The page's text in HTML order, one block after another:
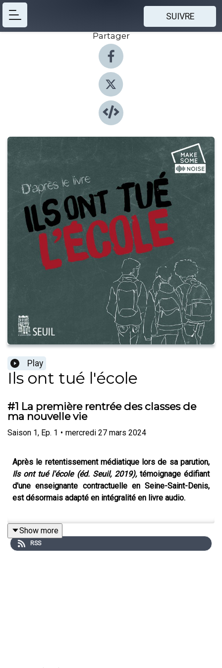
SUIVRE
Partager
Play
Ils ont tué l'école
#1 La première rentrée des classes de
ma nouvelle vie
Saison 1, Ep. 1 • mercredi 27 mars 2024
Après le retentissement médiatique lors de sa parution,
Ils ont tué l'école (éd. Seuil, 2019), témoignage édifiant
d'une enseignante contractuelle en Seine-Saint-Denis,
est désormais adapté en intégralité en livre audio.
A la recherche d'un métier qui ait du sens et qui soit en
accord avec ses valeurs, Marion Armengod, journaliste,
Show more
RSS